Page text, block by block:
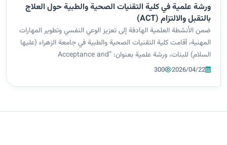
ورشة علمية في كلية التقنيات الصحية والطبية حول العلاج
بالتقبل والالتزام (ACT)
ضمن الأنشطة العلمية الهادفة إلى تعزيز الوعي النفسي وتطوير المهارات
المهنية، أقامت كلية التقنيات الصحية والطبية في جامعة الزهراء (عليها
السلام) للبنات، ورشة علمية بعنوان: “Acceptance and
2026/04/22
300